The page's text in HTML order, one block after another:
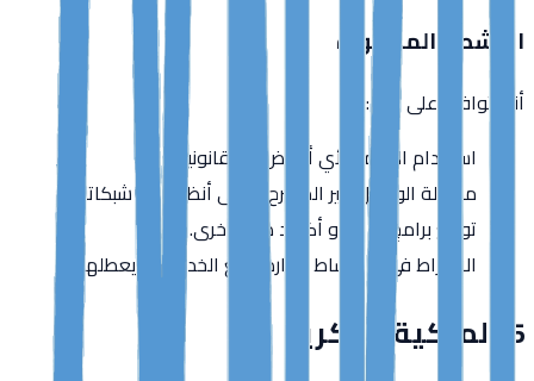
الأنشطة المحظورة
أنت توافق على عدم:
استخدام الخدمة لأي أغراض غير قانونية.
محاولة الوصول غير المصرح به إلى أنظمتنا أو شبكاتنا.
توزيع برامج ضارة أو أكواد ضارة أخرى.
الانخراط في أي نشاط يتعارض مع الخدمة أو يعطلها.
5. الملكية الفكرية